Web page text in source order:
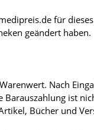
für
geändert haben.
Nach
ist
Bücher und